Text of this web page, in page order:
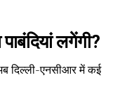
लगेंगी?
दिल्ली-एनसीआर में कई